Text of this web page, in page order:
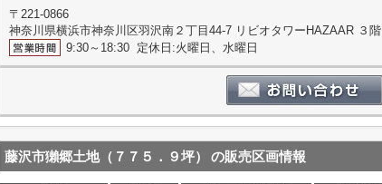
〒221-0866
神奈川県横浜市神奈川区羽沢南２丁目44-7 リビオタワーHAZAAR ３階
9:30～18:30 定休日:火曜日、水曜日
藤沢市獺郷土地（７７５．９坪） の販売区画情報